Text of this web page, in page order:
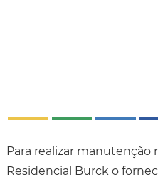
Para realizar manutenção
Residencial Burck o